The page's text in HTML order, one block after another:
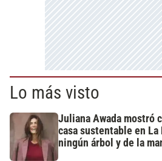
Lo más visto
Juliana Awada mostró
casa sustentable en
ningún árbol y de la